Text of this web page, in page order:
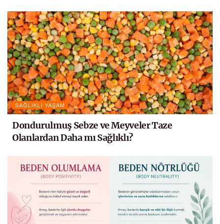
SAĞLIKLI YAŞAM
Dondurulmuş Sebze ve Meyveler Taze
Olanlardan Daha mı Sağlıklı?